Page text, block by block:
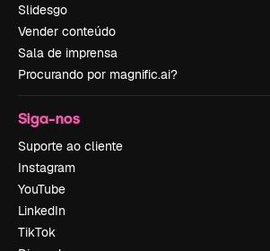
Slidesgo
Vender conteúdo
Sala de imprensa
Procurando por magnific.ai?
Siga-nos
Suporte ao cliente
Instagram
YouTube
LinkedIn
TikTok